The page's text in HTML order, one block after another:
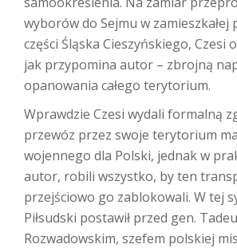
wyborów do Sejmu w zamieszkałej
części Śląska Cieszyńskiego, Czesi
jak przypomina autor – zbrojną
opanowania całego terytorium.
Wprawdzie Czesi wydali formalną
przewóz przez swoje terytorium
wojennego dla Polski, jednak w
autor, robili wszystko, by ten
przejściowo go zablokowali. W tej
Piłsudski postawił przed gen.
Rozwadowskim, szefem polskiej